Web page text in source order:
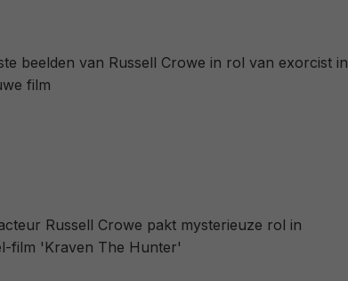
beelden van Russell Crowe in rol van exorcist in
film
Russell Crowe pakt mysterieuze rol in
film 'Kraven The Hunter'